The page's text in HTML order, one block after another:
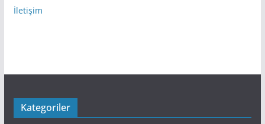
İletişim
Kategoriler